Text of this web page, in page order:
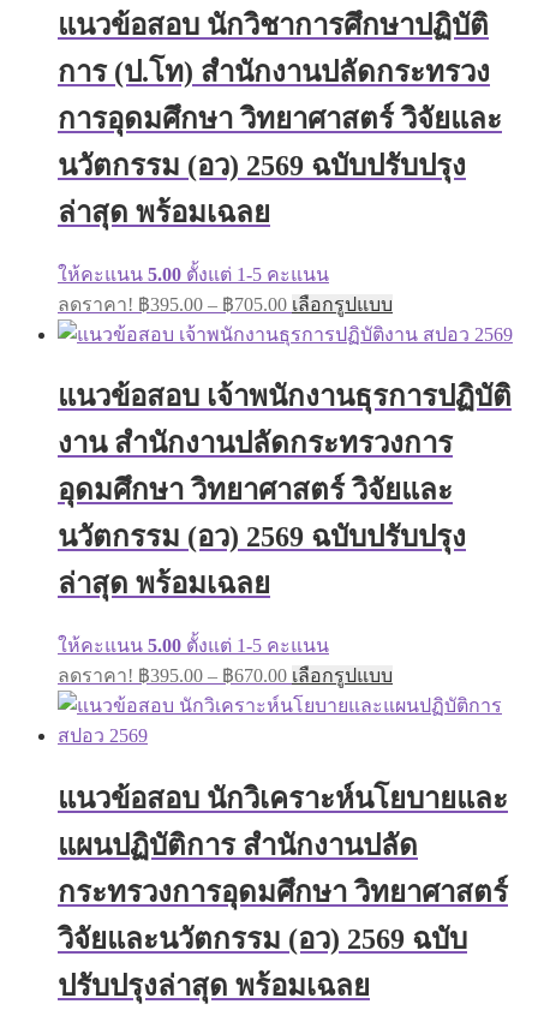
The
options
be
chosen
on
product
page
แนวข้อสอบ นักวิชาการศึกษาปฏิบัติ
การ (ป.โท) สำนักงานปลัดกระทรวง
การอุดมศึกษา วิทยาศาสตร์ วิจัยและ
นวัตกรรม (อว) 2569 ฉบับปรับปรุง
ล่าสุด พร้อมเฉลย
ให้คะแนน 5.00 ตั้งแต่ 1-5 คะแนน
ลดราคา! ฿395.00 – ฿705.00Price
range:
฿395.00
฿705.00
เลือกรูปแบบ
product
has
variants.
The
may
chosen
the
product
แนวข้อสอบ เจ้าพนักงานธุรการปฏิบัติ
งาน สำนักงานปลัดกระทรวงการ
อุดมศึกษา วิทยาศาสตร์ วิจัยและ
นวัตกรรม (อว) 2569 ฉบับปรับปรุง
ล่าสุด พร้อมเฉลย
ให้คะแนน 5.00 ตั้งแต่ 1-5 คะแนน
ลดราคา! ฿395.00 – ฿670.00Price
range:
฿395.00
เลือกรูปแบบ
product
has
options
be
chosen
on
the
product
page
แนวข้อสอบ นักวิเคราะห์นโยบายและ
แผนปฏิบัติการ สำนักงานปลัด
กระทรวงการอุดมศึกษา วิทยาศาสตร์
วิจัยและนวัตกรรม (อว) 2569 ฉบับ
ปรับปรุงล่าสุด พร้อมเฉลย